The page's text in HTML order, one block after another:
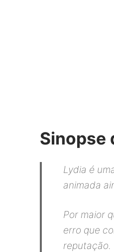
Sinopse
Lydia é
animada
Por maior
erro que
reputação.